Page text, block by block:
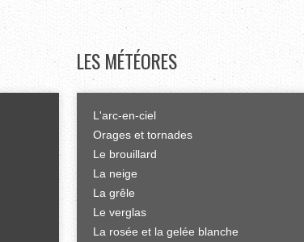
LES MÉTÉORES
L'arc-en-ciel
Orages et tornades
Le brouillard
La neige
La grêle
Le verglas
La rosée et la gelée blanche